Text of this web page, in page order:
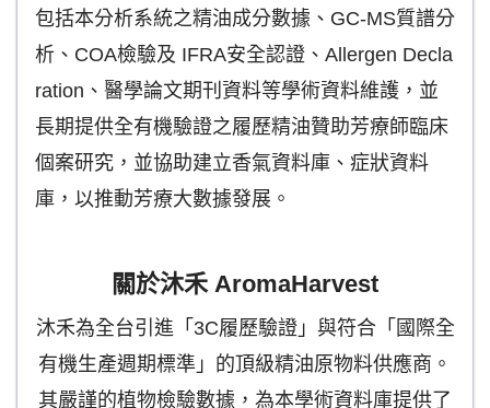
包括本分析系統之精油成分數據、GC-MS質譜分
析、COA檢驗及 IFRA安全認證、Allergen Decla
ration、醫學論文期刊資料等學術資料維護，並
長期提供全有機驗證之履歷精油贊助芳療師臨床
個案研究，並協助建立香氣資料庫、症狀資料
庫，以推動芳療大數據發展。
關於沐禾 AromaHarvest
沐禾為全台引進「3C履歷驗證」與符合「國際全
有機生產週期標準」的頂級精油原物料供應商。
其嚴謹的植物檢驗數據，為本學術資料庫提供了